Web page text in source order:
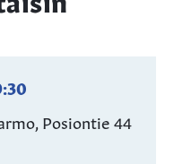
Posiontie 44